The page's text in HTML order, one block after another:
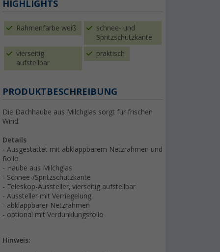
HIGHLIGHTS
Rahmenfarbe weiß
schnee- und
Spritzschutzkante
vierseitig
aufstellbar
praktisch
PRODUKTBESCHREIBUNG
Die Dachhaube aus Milchglas sorgt für frischen
Wind.
Details
- Ausgestattet mit abklappbarem Netzrahmen und
Rollo
- Haube aus Milchglas
- Schnee-/Spritzschutzkante
- Teleskop-Aussteller, vierseitig aufstellbar
- Aussteller mit Verriegelung
- abklappbarer Netzrahmen
- optional mit Verdunklungsrollo
Hinweis: